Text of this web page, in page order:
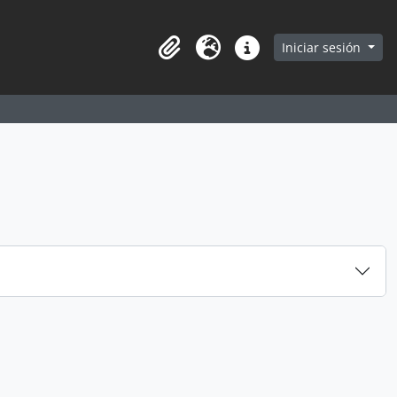
in browse page
Portapapeles
Idioma Enlaces rápidos
Iniciar sesión